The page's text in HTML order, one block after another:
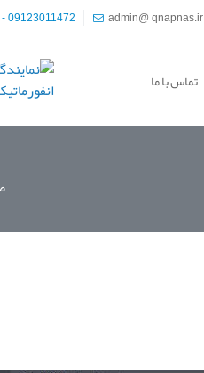
09123011472 admin@ qnapnas.ir
تماس با ما